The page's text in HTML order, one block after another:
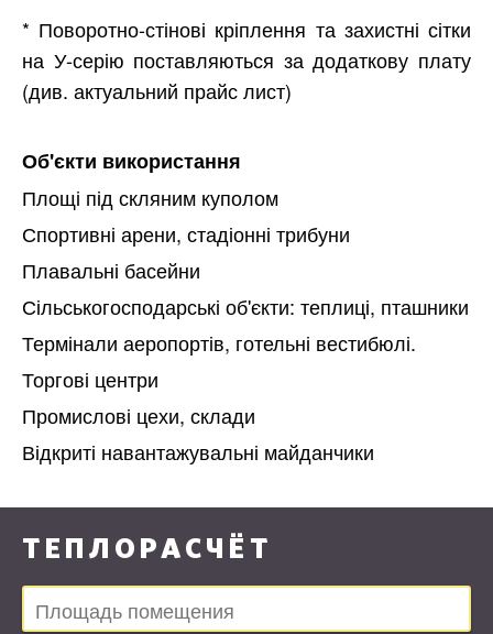
* Поворотно-стінові кріплення та захистні сітки
на У-серію поставляються за додаткову плату
(див. актуальний прайс лист)
Об'єкти використання
Площі під скляним куполом
Спортивні арени, стадіонні трибуни
Плавальні басейни
Сільськогосподарські об'єкти: теплиці, пташники
Термінали аеропортів, готельні вестибюлі.
Торгові центри
Промислові цехи, склади
Відкриті навантажувальні майданчики
ТЕПЛОРАСЧЁТ